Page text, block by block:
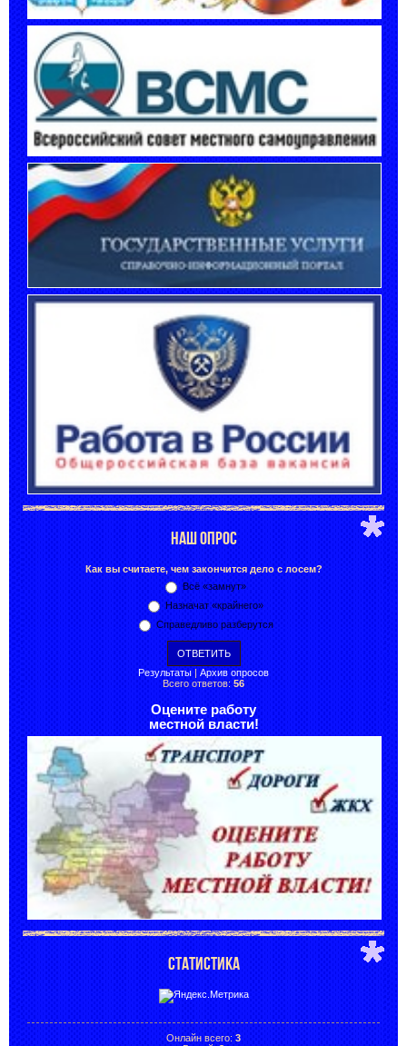
НАШ ОПРОС
Как вы считаете, чем закончится дело с лосем?
Всё «замнут»
Назначат «крайнего»
Справедливо разберутся
Результаты | Архив опросов
Всего ответов: 56
Оцените работу
местной власти!
СТАТИСТИКА
Онлайн всего: 3